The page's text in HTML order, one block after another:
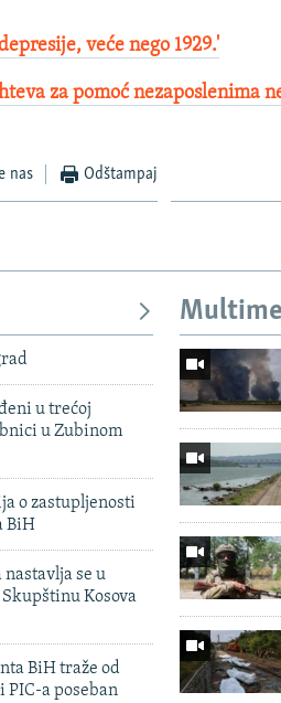
veće nego 1929.'
za pomoć nezaposlenima
nas Odštampaj
u trećoj
u Zubinom
o zastupljenosti
BiH
se u
Kosova
BiH traže od
a poseban